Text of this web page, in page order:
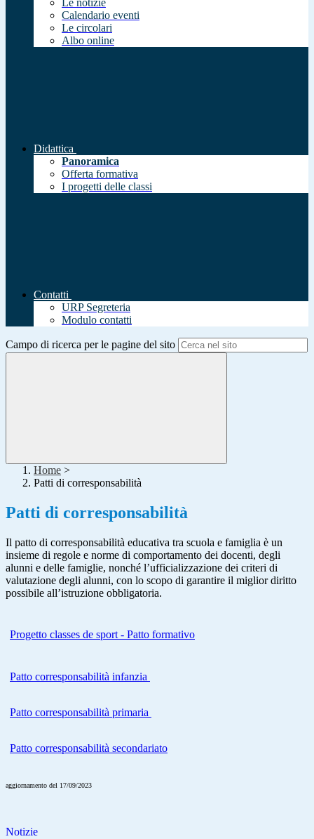
Le notizie
Calendario eventi
Le circolari
Albo online
Didattica
Panoramica
Offerta formativa
I progetti delle classi
Contatti
URP Segreteria
Modulo contatti
Campo di ricerca per le pagine del sito
Home >
Patti di corresponsabilità
Patti di corresponsabilità
Il patto di corresponsabilità educativa tra scuola e famiglia è un
insieme di regole e norme di comportamento dei docenti, degli
alunni e delle famiglie, nonché l’ufficializzazione dei criteri di
valutazione degli alunni, con lo scopo di garantire il miglior diritto
possibile all’istruzione obbligatoria.
Progetto classes de sport - Patto formativo
Patto corresponsabilità infanzia
Patto corresponsabilità primaria
Patto corresponsabilità secondariato
aggiornamento del 17/09/2023
Notizie